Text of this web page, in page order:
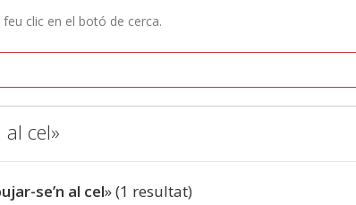
clic en el botó de cerca.
cel»
se’n al cel» (1 resultat)